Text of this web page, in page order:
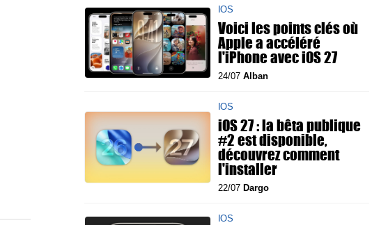
IOS
Voici les points clés où
Apple a accéléré
l'iPhone avec iOS 27
24/07 Alban
IOS
iOS 27 : la bêta publique
#2 est disponible,
découvrez comment
l'installer
22/07 Dargo
IOS